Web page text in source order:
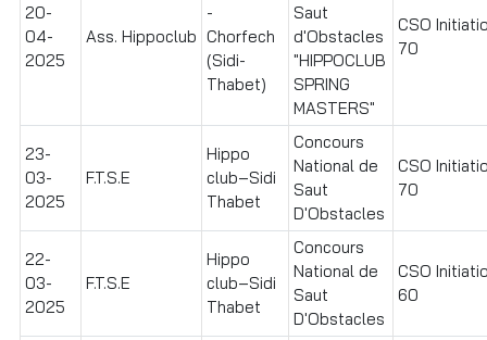
20-
04-
2025
Ass. Hippoclub
-
Chorfech
(Sidi-
Thabet)
Saut
d'Obstacles
"HIPPOCLUB
SPRING
MASTERS"
CSO
70
23-
03-
2025
F.T.S.E
Hippo
club–Sidi
Thabet
Concours
National de
Saut
D'Obstacles
CSO
70
22-
03-
2025
F.T.S.E
Hippo
club–Sidi
Thabet
Concours
National de
Saut
D'Obstacles
CSO
60